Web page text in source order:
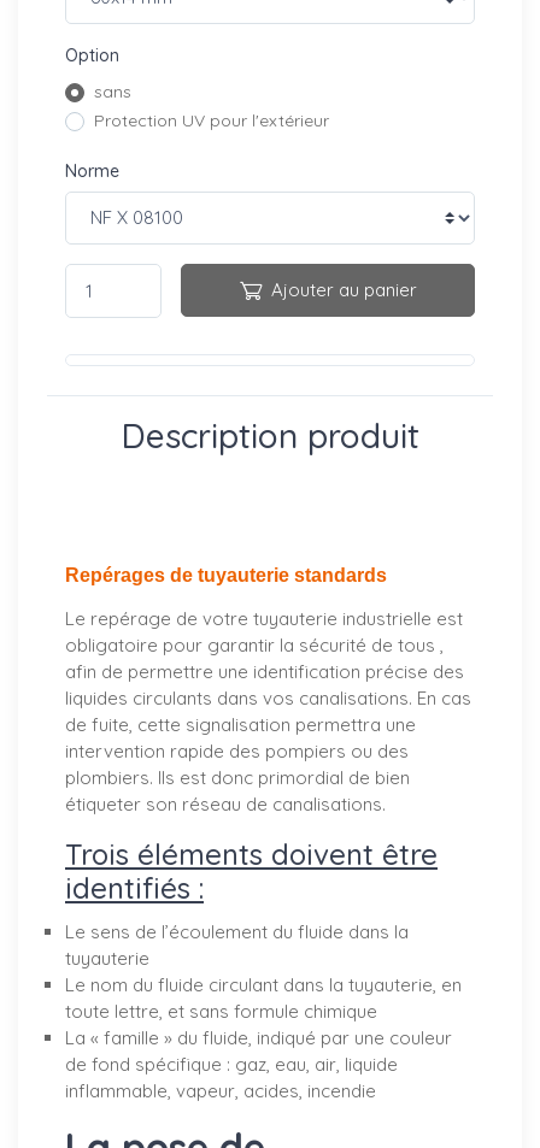
Option
sans
Protection UV pour l'extérieur
Norme
Ajouter au panier
Description produit
Repérages de tuyauterie standards
Le repérage de votre tuyauterie industrielle est
obligatoire pour garantir la sécurité de tous ,
afin de permettre une identification précise des
liquides circulants dans vos canalisations. En cas
de fuite, cette signalisation permettra une
intervention rapide des pompiers ou des
plombiers. Ils est donc primordial de bien
étiqueter son réseau de canalisations.
Trois éléments doivent être
identifiés :
Le sens de l’écoulement du fluide dans la
tuyauterie
Le nom du fluide circulant dans la tuyauterie, en
toute lettre, et sans formule chimique
La « famille » du fluide, indiqué par une couleur
de fond spécifique : gaz, eau, air, liquide
inflammable, vapeur, acides, incendie